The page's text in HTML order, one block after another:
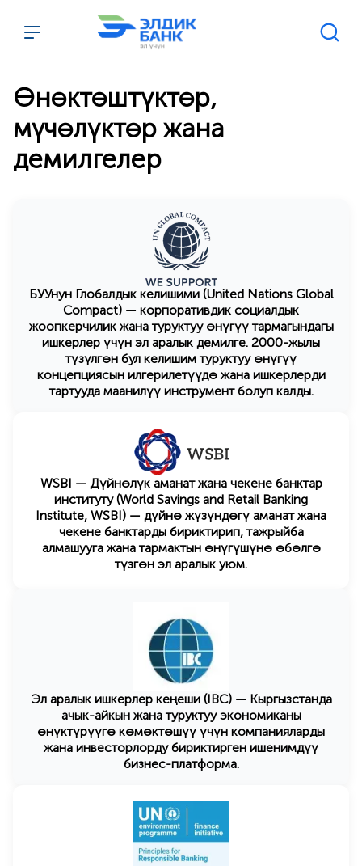
Перейти к содержимому
Өнөктөштүктөр,
мүчөлүктөр жана
демилгелер
БУУнун Глобалдык келишими (United Nations Global
Compact) — корпоративдик социалдык
жоопкерчилик жана туруктуу өнүгүү тармагындагы
ишкерлер үчүн эл аралык демилге. 2000-жылы
түзүлгөн бул келишим туруктуу өнүгүү
концепциясын илгерилетүүдө жана ишкерлерди
тартууда маанилүү инструмент болуп калды.
WSBI — Дүйнөлүк аманат жана чекене банктар
институту (World Savings and Retail Banking
Institute, WSBI) — дүйнө жүзүндөгү аманат жана
чекене банктарды бириктирип, тажрыйба
алмашууга жана тармактын өнүгүшүнө өбөлгө
түзгөн эл аралык уюм.
Эл аралык ишкерлер кеңеши (IBC) — Кыргызстанда
ачык-айкын жана туруктуу экономиканы
өнүктүрүүгө көмөктөшүү үчүн компанияларды
жана инвесторлорду бириктирген ишенимдүү
бизнес-платформа.